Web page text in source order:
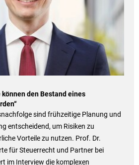
den Bestand eines
sind frühzeitige Planung und
entscheidend, um Risiken zu
Vorteile zu nutzen. Prof. Dr.
für Steuerrecht und Partner bei
im Interview die komplexen